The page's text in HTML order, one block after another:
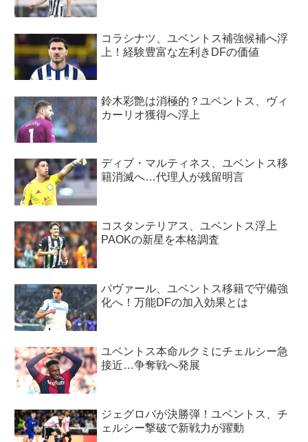
コラシナツ、ユベントス補強候補へ浮
上！経験豊富な左利きDFの価値
鈴木彩艶は消極的？ユベントス、ヴィ
カーリオ獲得へ浮上
ディブ・マルティネス、ユベントス移
籍消滅へ…代理人が残留明言
コスタンテリアス、ユベントス浮上
PAOKの新星を本格調査
パヴァール、ユベントス移籍で守備強
化へ！万能DFの加入効果とは
ユベントス本命ルクミにチェルシー急
接近…争奪戦へ発展
ジェグロバが決勝弾！ユベントス、チ
ェルシー撃破で新戦力が躍動